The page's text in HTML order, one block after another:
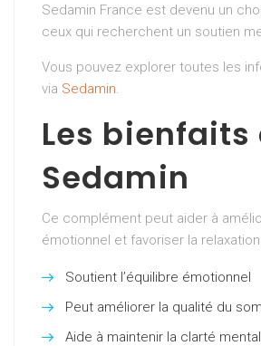
Sedamin France est devenu un
ceux qui recherchent un soutien
Vous pouvez explorer toutes les
via Sedamin.
Les bienfaits
Sedamin
Ce complément peut aider à
émotionnel et favoriser la relaxation.
Soutient l’équilibre émotionnel
Peut améliorer la qualité du
Aide à maintenir la clarté